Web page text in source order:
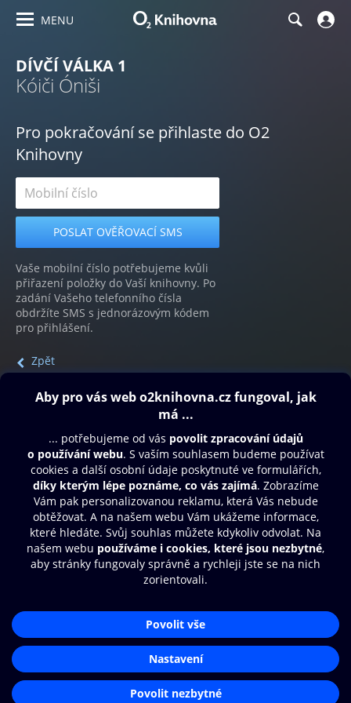
MENU
DÍVČÍ VÁLKA 1
Kóiči Óniši
Pro pokračování se přihlaste do O2
Knihovny
Vaše mobilní číslo potřebujeme kvůli
přiřazení položky do Vaší knihovny. Po
zadání Vašeho telefonního čísla
obdržíte SMS s jednorázovým kódem
pro přihlášení.
Zpět
Obsah ke stažení
Moje O2 Knihovna
Další zábava
© O2 Czech Republic a.s.
Přístupnost
Zásady zpracování osobních údajů
Nastavení cookies
Aplikace O2 Knihovna
Čti a poslouchej své e-knihy a
audioknihy rychleji a pohodlněji.